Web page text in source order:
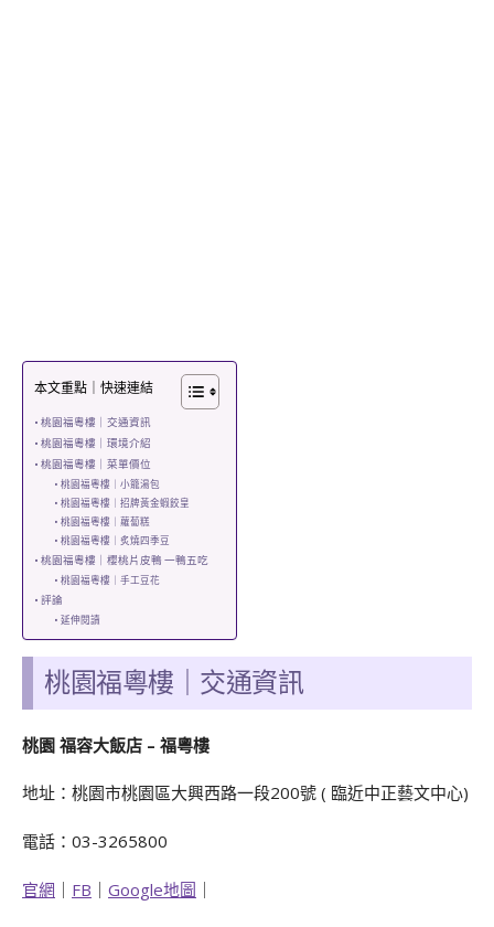
本文重點｜快速連結
桃園福粵樓｜交通資訊
桃園福粵樓｜環境介紹
桃園福粵樓｜菜單價位
桃園福粵樓｜小籠湯包
桃園福粵樓｜招牌黃金蝦餃皇
桃園福粵樓｜蘿蔔糕
桃園福粵樓｜炙燒四季豆
桃園福粵樓｜櫻桃片皮鴨 一鴨五吃
桃園福粵樓｜手工豆花
評論
延伸閱讀
桃園福粵樓 交通資訊
桃園 福容大飯店 – 福粵樓
地址：桃園市桃園區大興西路一段200號 ( 臨近中正藝文中心)
電話：03-3265800
官網 ｜ FB ｜ Google地圖 ｜